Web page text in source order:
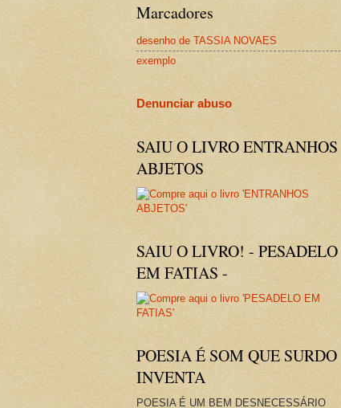
Marcadores
desenho de TASSIA NOVAES
exemplo
Denunciar abuso
SAIU O LIVRO ENTRANHOS
ABJETOS
SAIU O LIVRO! - PESADELO
EM FATIAS -
POESIA É SOM QUE SURDO
INVENTA
POESIA É UM BEM DESNECESSÁRIO